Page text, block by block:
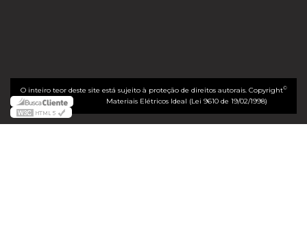
O inteiro teor deste site está sujeito à proteção de direitos autorais. Copyright©
Materiais Elétricos Ideal (Lei 9610 de 19/02/1998)